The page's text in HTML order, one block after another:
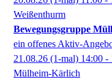
Weißenthurm
Bewegungsgruppe
ein offenes Aktiv-
21.08.26 (1-mal) 14:00 -
Mülheim-Kärlich